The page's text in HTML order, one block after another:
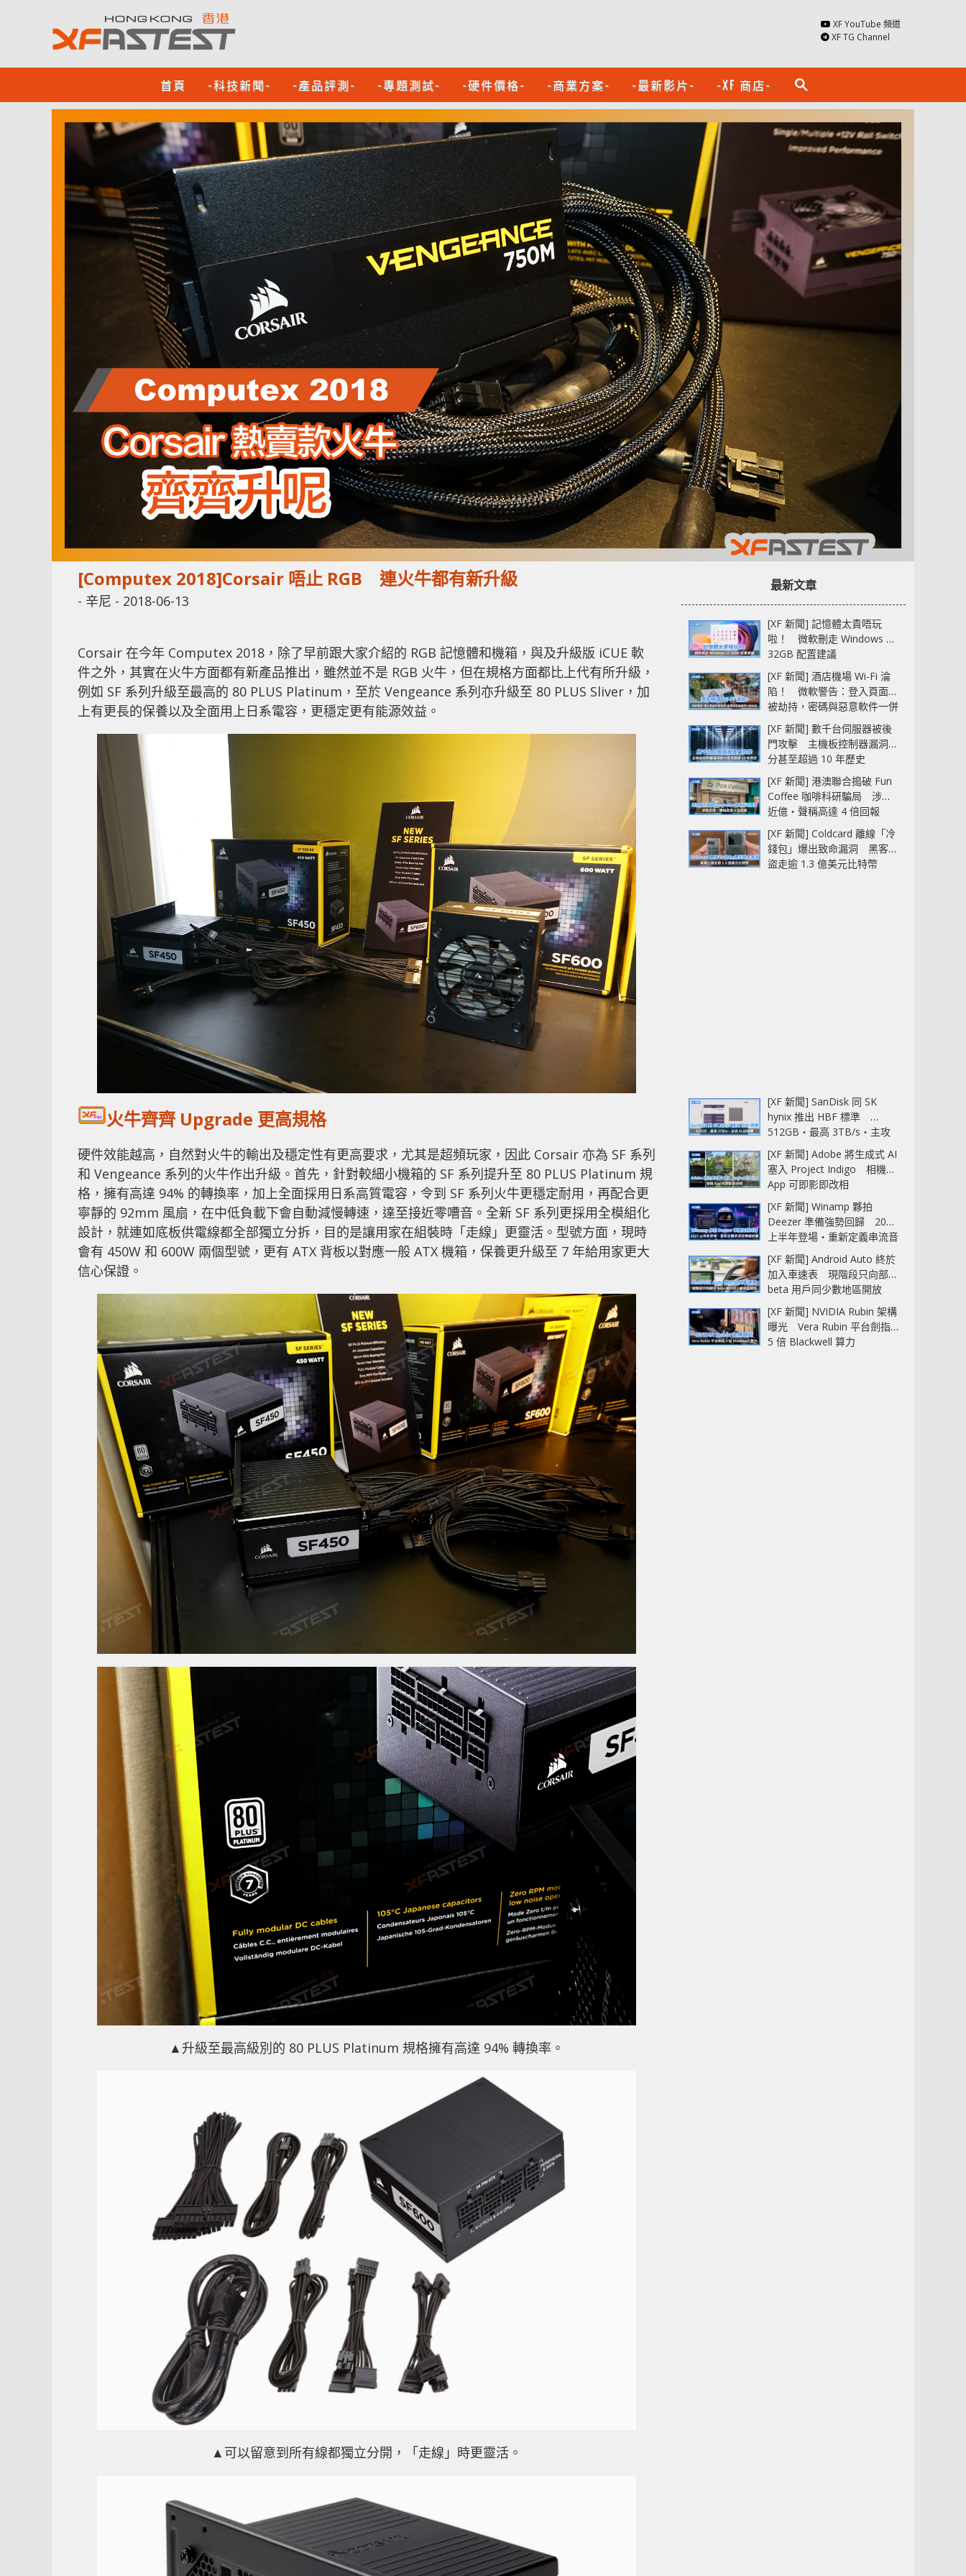
XF YouTube 頻道
XF TG Channel
首頁 -科技新聞- -產品評測- -專題測試- -硬件價格- -商業方案- -最新影片- -XF 商店- search
[Computex 2018]Corsair 唔止 RGB 連火牛都有新升級
- 辛尼 - 2018-06-13
Corsair 在今年 Computex 2018，除了早前跟大家介紹的 RGB 記憶體和機箱，與及升級版 iCUE 軟
件之外，其實在火牛方面都有新產品推出，雖然並不是 RGB 火牛，但在規格方面都比上代有所升級，
例如 SF 系列升級至最高的 80 PLUS Platinum，至於 Vengeance 系列亦升級至 80 PLUS Sliver，加
上有更長的保養以及全面用上日系電容，更穩定更有能源效益。
火牛齊齊 Upgrade 更高規格
硬件效能越高，自然對火牛的輸出及穩定性有更高要求，尤其是超頻玩家，因此 Corsair 亦為 SF 系列
和 Vengeance 系列的火牛作出升級。首先，針對較細小機箱的 SF 系列提升至 80 PLUS Platinum 規
格，擁有高達 94% 的轉換率，加上全面採用日系高質電容，令到 SF 系列火牛更穩定耐用，再配合更
寧靜的 92mm 風扇，在中低負載下會自動減慢轉速，達至接近零嘈音。全新 SF 系列更採用全模組化
設計，就連如底板供電線都全部獨立分拆，目的是讓用家在組裝時「走線」更靈活。型號方面，現時
會有 450W 和 600W 兩個型號，更有 ATX 背板以對應一般 ATX 機箱，保養更升級至 7 年給用家更大
信心保證。
▲升級至最高級別的 80 PLUS Platinum 規格擁有高達 94% 轉換率。
▲可以留意到所有線都獨立分開，「走線」時更靈活。
最新文章
[XF 新聞] 記憶體太貴唔玩
啦！ 微軟刪走 Windows 11
32GB 配置建議
[XF 新聞] 酒店機場 Wi-Fi 淪
陷！ 微軟警告：登入頁面可
被劫持，密碼與惡意軟件一併
中招
[XF 新聞] 數千台伺服器被後
門攻擊 主機板控制器漏洞部
分甚至超過 10 年歷史
[XF 新聞] 港澳聯合搗破 Fun
Coffee 咖啡科研騙局 涉款
近億‧聲稱高達 4 倍回報
[XF 新聞] Coldcard 離線「冷
錢包」爆出致命漏洞 黑客已
盜走逾 1.3 億美元比特幣
[XF 新聞] SanDisk 同 SK
hynix 推出 HBF 標準
512GB‧最高 3TB/s‧主攻
AI 記憶體
[XF 新聞] Adobe 將生成式 AI
塞入 Project Indigo 相機
App 可即影即改相
[XF 新聞] Winamp 夥拍
Deezer 準備強勢回歸 2027
上半年登場‧重新定義串流音
樂播放器
[XF 新聞] Android Auto 終於
加入車速表 現階段只向部分
beta 用戶同少數地區開放
[XF 新聞] NVIDIA Rubin 架構
曝光 Vera Rubin 平台劍指
5 倍 Blackwell 算力